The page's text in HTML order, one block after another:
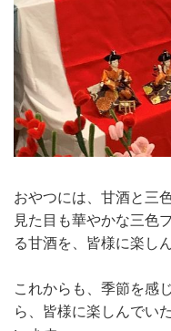
おやつには、甘酒と三
見た目も華やかな三色
る甘酒を、皆様に楽し
これからも、季節を感
ら、皆様に楽しんでい